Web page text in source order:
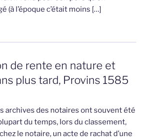
(à l’époque c’était moins […]
de rente en nature et
plus tard, Provins 1585
archives des notaires ont souvent été
du temps, lors du classement,
le notaire, un acte de rachat d’une